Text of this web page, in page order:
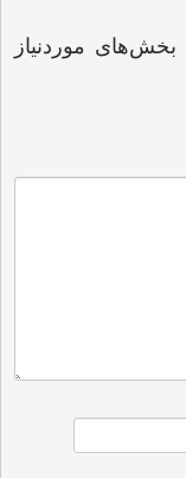
بخش‌های موردنیاز